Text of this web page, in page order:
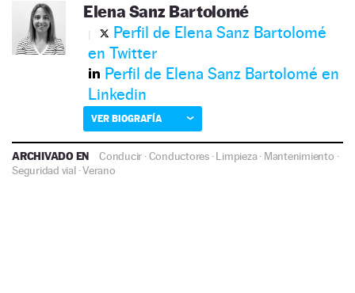
Elena Sanz Bartolomé
Perfil de Elena Sanz Bartolomé
en Twitter
Perfil de Elena Sanz Bartolomé en
Linkedin
VER BIOGRAFÍA
ARCHIVADO EN Conducir ·Conductores·Limpieza· Mantenimiento ·
Seguridad vial·Verano